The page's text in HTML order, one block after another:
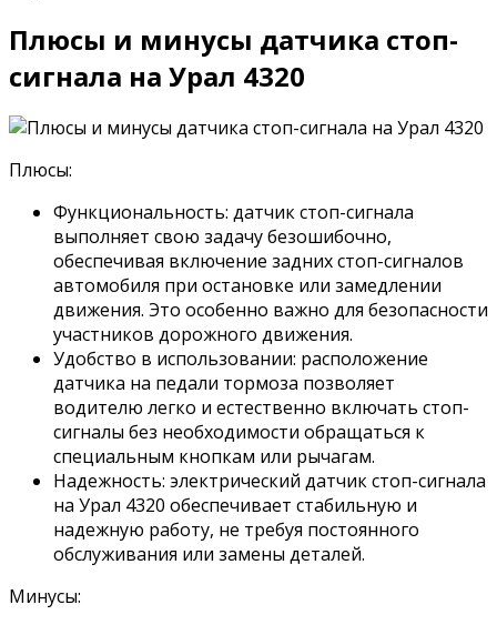
Плюсы и минусы датчика стоп-
сигнала на Урал 4320
Плюсы:
Функциональность: датчик стоп-сигнала
выполняет свою задачу безошибочно,
обеспечивая включение задних стоп-сигналов
автомобиля при остановке или замедлении
движения. Это особенно важно для безопасности
участников дорожного движения.
Удобство в использовании: расположение
датчика на педали тормоза позволяет
водителю легко и естественно включать стоп-
сигналы без необходимости обращаться к
специальным кнопкам или рычагам.
Надежность: электрический датчик стоп-сигнала
на Урал 4320 обеспечивает стабильную и
надежную работу, не требуя постоянного
обслуживания или замены деталей.
Минусы: